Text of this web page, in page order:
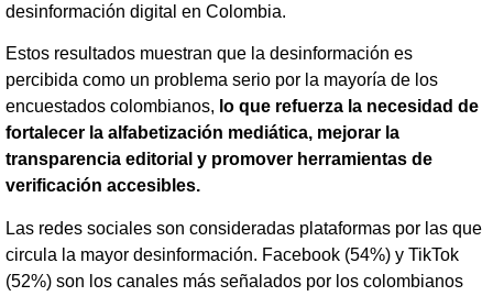
desinformación digital en Colombia.
Estos resultados muestran que la desinformación es
percibida como un problema serio por la mayoría de los
encuestados colombianos, lo que refuerza la necesidad de
fortalecer la alfabetización mediática, mejorar la
transparencia editorial y promover herramientas de
verificación accesibles.
Las redes sociales son consideradas plataformas por las que
circula la mayor desinformación. Facebook (54%) y TikTok
(52%) son los canales más señalados por los colombianos